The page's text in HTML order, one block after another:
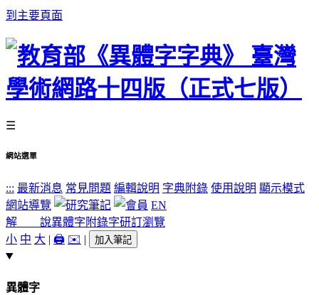
到主要頁面
☰
網站選單
::: 最新消息 常見問題 編輯說明 字典附錄 使用說明 顯示模式
網站導覽
EN
解 說異體字 附錄字研訂瀏覽
小 中 大 | 🖨️ ✉️ | 加入筆記
異體字